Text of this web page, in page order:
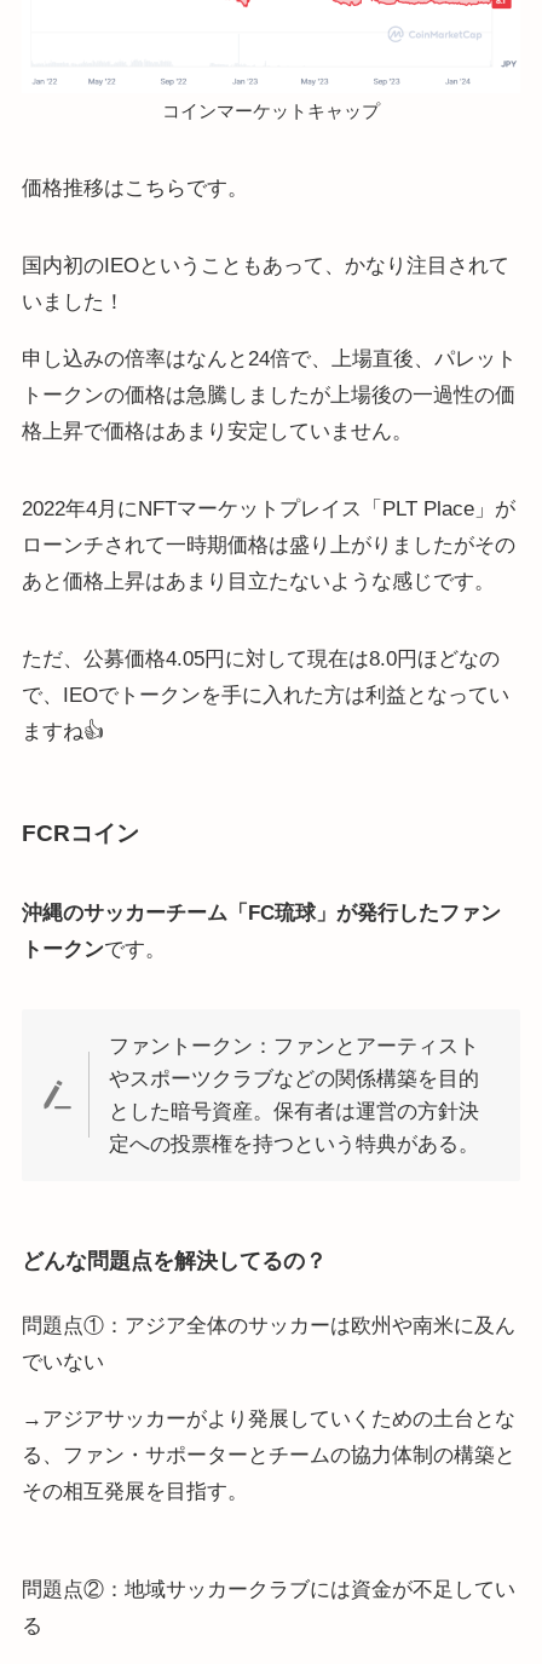
コインマーケットキャップ
価格推移はこちらです。
国内初のIEOということもあって、かなり注目されて
いました！
申し込みの倍率はなんと24倍で、上場直後、パレット
トークンの価格は急騰しましたが上場後の一過性の価
格上昇で価格はあまり安定していません。
2022年4月にNFTマーケットプレイス「PLT Place」が
ローンチされて一時期価格は盛り上がりましたがその
あと価格上昇はあまり目立たないような感じです。
ただ、公募価格4.05円に対して現在は8.0円ほどなの
で、IEOでトークンを手に入れた方は利益となってい
ますね👍
FCRコイン
沖縄のサッカーチーム「FC琉球」が発行したファン
トークンです。
ファントークン：ファンとアーティスト
やスポーツクラブなどの関係構築を目的
とした暗号資産。保有者は運営の方針決
定への投票権を持つという特典がある。
どんな問題点を解決してるの？
問題点①：アジア全体のサッカーは欧州や南米に及ん
でいない
→アジアサッカーがより発展していくための土台とな
る、ファン・サポーターとチームの協力体制の構築と
その相互発展を目指す。
問題点②：地域サッカークラブには資金が不足してい
る